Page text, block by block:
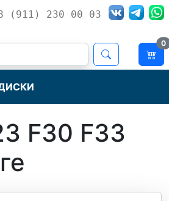
(911) 230 00 03
0
F30 F33